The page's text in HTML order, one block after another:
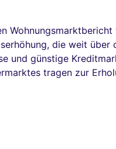
die weit
und günstige
tragen zur